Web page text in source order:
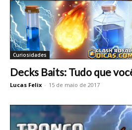
Curiosidades
Decks Baits: Tudo que
Lucas Felix - 15 de maio de 2017